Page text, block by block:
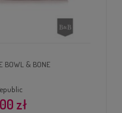
BOWL & BONE
zł